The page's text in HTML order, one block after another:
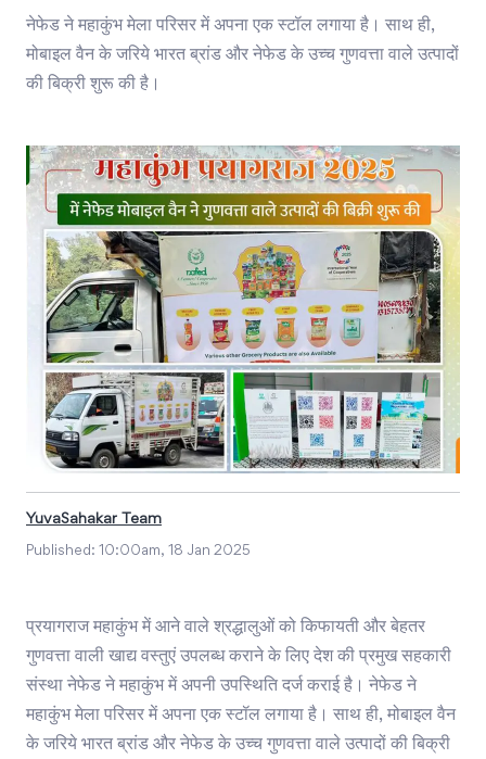
नेफेड ने महाकुंभ मेला परिसर में अपना एक स्टॉल लगाया है। साथ ही,
मोबाइल वैन के जरिये भारत ब्रांड और नेफेड के उच्च गुणवत्ता वाले उत्पादों
की बिक्री शुरू की है।
YuvaSahakar Team
Published: 10:00am, 18 Jan 2025
प्रयागराज महाकुंभ में आने वाले श्रद्धालुओं को किफायती और बेहतर
गुणवत्ता वाली खाद्य वस्तुएं उपलब्ध कराने के लिए देश की प्रमुख सहकारी
संस्था नेफेड ने महाकुंभ में अपनी उपस्थिति दर्ज कराई है। नेफेड ने
महाकुंभ मेला परिसर में अपना एक स्टॉल लगाया है। साथ ही, मोबाइल वैन
के जरिये भारत ब्रांड और नेफेड के उच्च गुणवत्ता वाले उत्पादों की बिक्री